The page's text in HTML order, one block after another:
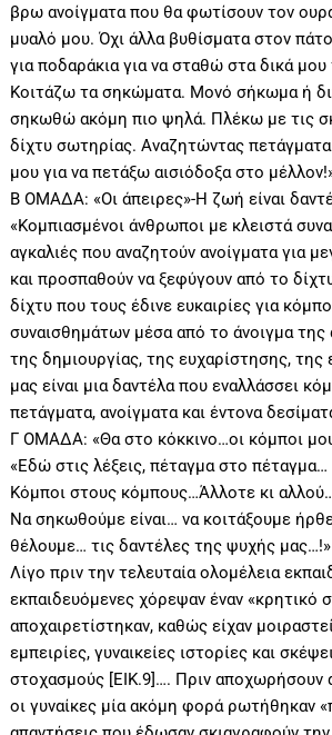
βρω ανοίγματα που θα φωτίσουν τον
μυαλό μου. Όχι άλλα βυθίσματα στον
για ποδαράκια για να σταθώ στα δικά μου
Κοιτάζω τα σηκώματα. Μονό σήκωμα ή
σηκωθώ ακόμη πιο ψηλά. Πλέκω με τις
δίχτυ σωτηρίας. Αναζητώντας
μου για να πετάξω αισιόδοξα στο
Β ΟΜΑΔΑ: «Οι άπειρες»-Η ζωή είναι
«Κομπιασμένοι άνθρωποι με κλειστά
αγκαλιές που αναζητούν ανοίγματα για
και προσπαθούν να ξεφύγουν από το
δίχτυ που τους έδινε ευκαιρίες για
συναισθημάτων μέσα από το άνοιγμα
της δημιουργίας, της ευχαρίστησης,
μας είναι μια δαντέλα που εναλλάσσει
πετάγματα, ανοίγματα και έντονα
Γ ΟΜΑΔΑ: «Θα στο κόκκινο…οι κόμποι
«Εδώ στις λέξεις, πέταγμα στο πέταγμα…
Κόμποι στους κόμπους…Άλλοτε κι
Να σηκωθούμε είναι… να κοιτάξουμε
θέλουμε… τις δαντέλες της ψυχής μας…!»
Λίγο πριν την τελευταία ολομέλεια
εκπαιδευόμενες χόρεψαν έναν «κρητικό
αποχαιρετίστηκαν, καθώς είχαν
εμπειρίες, γυναικείες ιστορίες και
στοχασμούς [ΕΙΚ.9]…. Πριν αποχωρήσουν
οι γυναίκες μία ακόμη φορά ρωτήθηκαν